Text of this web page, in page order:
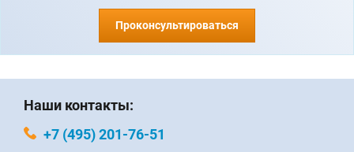
Проконсультироваться
Наши контакты:
+7 (495) 201-76-51